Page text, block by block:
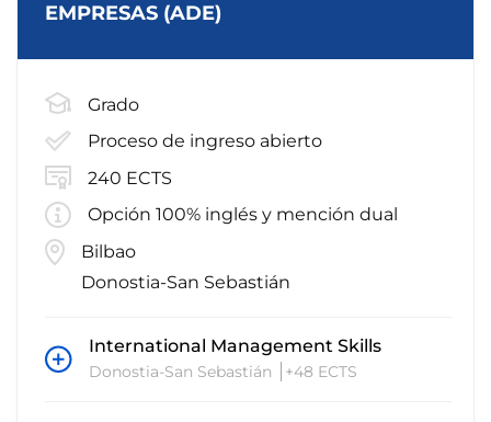
EMPRESAS (ADE)
Grado
Proceso de ingreso abierto
240 ECTS
Opción 100% inglés y mención dual
Bilbao
Donostia-San Sebastián
International Management Skills
Donostia-San Sebastián +48 ECTS